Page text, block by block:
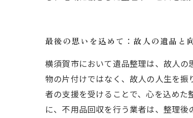
最後の思いを込めて：故人の遺品と
横須賀市において遺品整理は、故人
物の片付けではなく、故人の人生を
者の支援を受けることで、心を込め
に、不用品回収を行う業者は、整理